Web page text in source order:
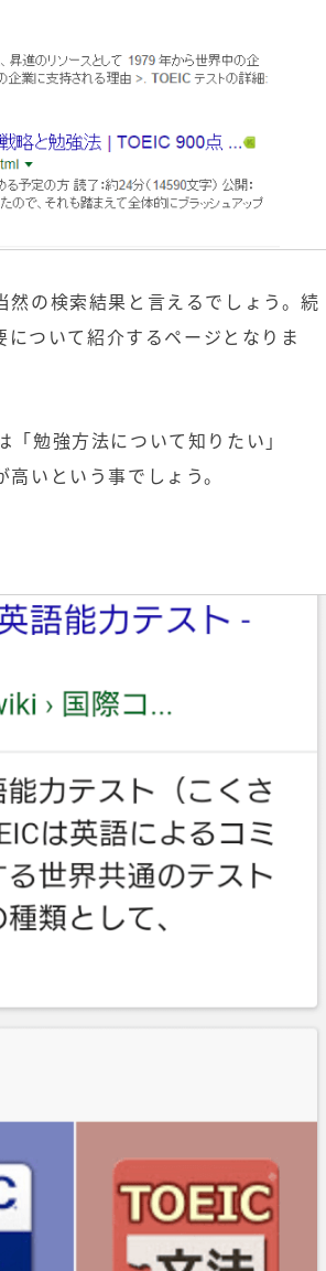
の検索結果と言えるでしょう。続
ついて紹介するページとなりま
勉強方法について知りたい」
いという事でしょう。